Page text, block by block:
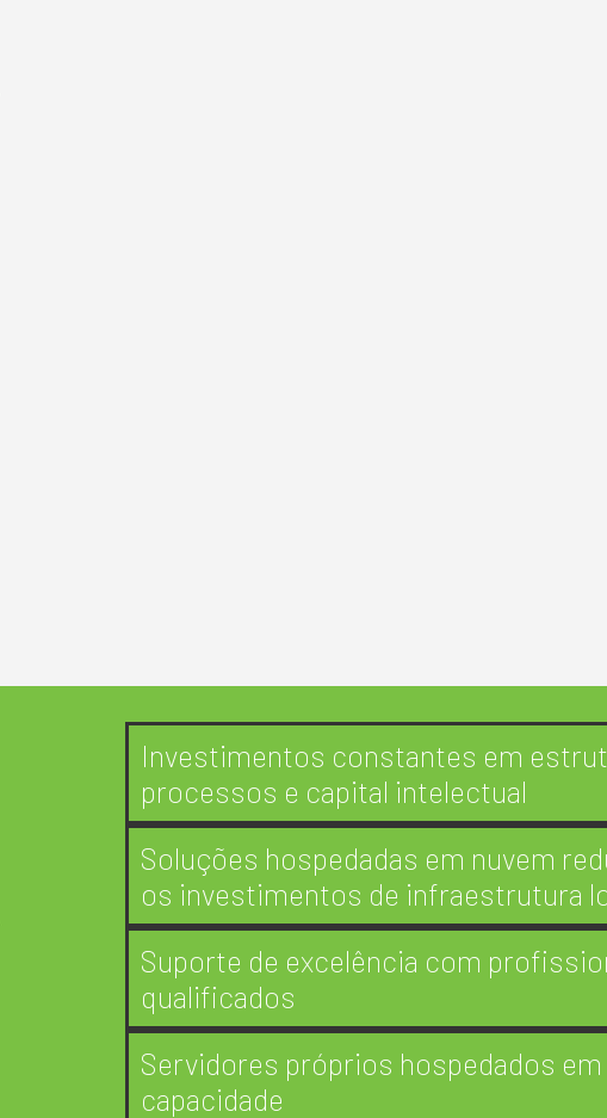
Investimentos constantes em
processos e capital intelectual
Soluções hospedadas em nuvem
os investimentos de infraestrutura
Suporte de excelência com
qualificados
Servidores próprios hospedados
capacidade